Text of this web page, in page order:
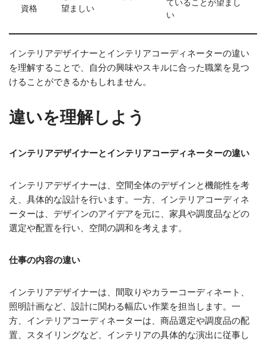
資格
望ましい
ていることが望まし
い
インテリアデザイナーとインテリアコーディネーターの違い
を理解することで、自分の興味やスキルに合った職業を見つ
けることができるかもしれません。
違いを理解しよう
インテリアデザイナーとインテリアコーディネーターの違い
インテリアデザイナーは、空間全体のデザインと機能性を考
え、具体的な設計を行います。一方、インテリアコーディネ
ーターは、デザインのアイデアを元に、家具や調度品などの
選定や配置を行い、空間の調和を考えます。
仕事の内容の違い
インテリアデザイナーは、間取りやカラーコーディネート、
照明計画など、設計に関わる幅広い作業を担当します。一
方、インテリアコーディネーターは、商品選定や調度品の配
置、スタイリングなど、インテリアの具体的な演出に従事し